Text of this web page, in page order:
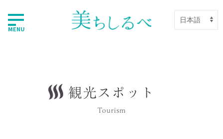
MENU
観光スポット
Tourism